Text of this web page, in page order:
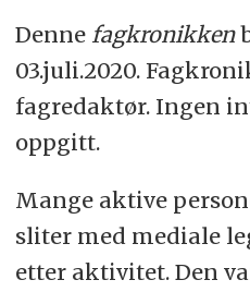
Denne fagkronikken
03.juli.2020.
fagredaktør. Ingen
oppgitt.
Mange aktive
sliter med mediale
etter aktivitet. Den